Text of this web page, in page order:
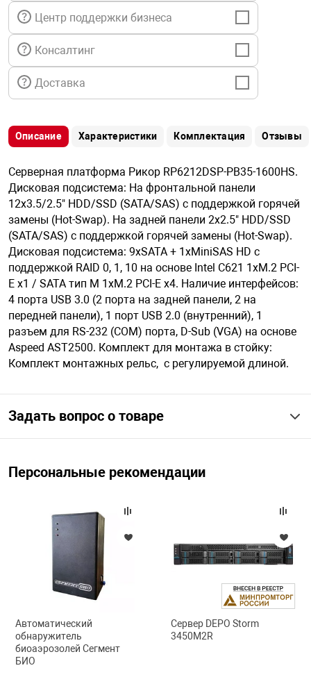
техника
автомобили
информации
техника
средства охраны
ключи
сигнализации
безопасность
оборудование
Центр поддержки бизнеса
Консалтинг
Доставка
Описание Характеристики Комплектация Отзывы
Серверная платформа Рикор RP6212DSP-PB35-1600HS.
Дисковая подсистема: На фронтальной панели
12x3.5/2.5" HDD/SSD (SATA/SAS) с поддержкой горячей
замены (Hot-Swap). На задней панели 2x2.5" HDD/SSD
(SATA/SAS) с поддержкой горячей замены (Hot-Swap).
Дисковая подсистема: 9xSATA + 1xMiniSAS HD с
поддержкой RAID 0, 1, 10 на основе Intel C621 1xM.2 PCI-
E x1 / SATA тип М 1xM.2 PCI-E x4. Наличие интерфейсов:
4 порта USB 3.0 (2 порта на задней панели, 2 на
передней панели), 1 порт USB 2.0 (внутренний), 1
разъем для RS-232 (COM) порта, D-Sub (VGA) на основе
Aspeed AST2500. Комплект для монтажа в стойку:
Комплект монтажных рельс, с регулируемой длиной.
Задать вопрос о товаре
Персональные рекомендации
Автоматический
обнаружитель
биоаэрозолей Сегмент
БИО
Сервер DEPO Storm
3450M2R